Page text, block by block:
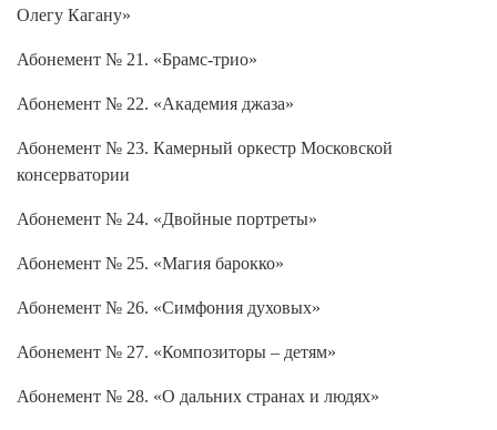
Олегу Кагану»
Абонемент № 21. «Брамс-трио»
Абонемент № 22. «Академия джаза»
Абонемент № 23. Камерный оркестр Московской
консерватории
Абонемент № 24. «Двойные портреты»
Абонемент № 25. «Магия барокко»
Абонемент № 26. «Симфония духовых»
Абонемент № 27. «Композиторы – детям»
Абонемент № 28. «О дальних странах и людях»